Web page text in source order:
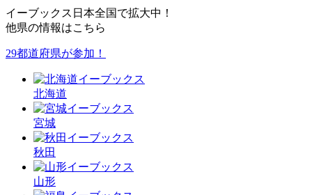
イーブックス日本全国で拡大中！
他県の情報はこちら
29都道府県が参加！
北海道
宮城
秋田
山形